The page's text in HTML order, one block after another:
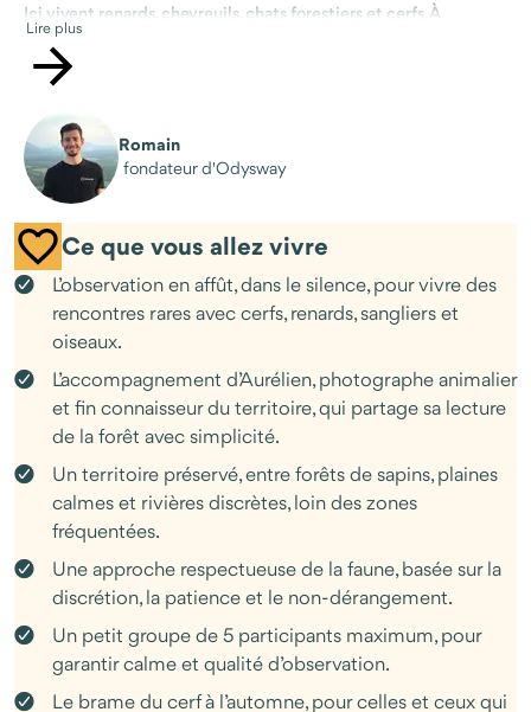
Ici vivent renards, chevreuils, chats forestiers et cerfs. À
l’automne, le brame résonne dans la forêt, donnant une
dimension particulière à l’observation. Vous apprendrez à les
approcher avec respect, sans les déranger, en prenant le temps.
Aux côtés d’Aurélien, photographe animalier et enfant du pays,
vous découvrirez la forêt autrement. Il connaît ces lieux depuis
toujours et vous transmet une approche simple et rigoureuse :
savoir attendre.
L’affût est au cœur de l’expérience. Se fondre dans le paysage,
écouter, observer. Des moments de silence intenses, où chaque
apparition devient précieuse.
Un séjour pour celles et ceux qui aiment la nature sauvage et
souhaitent la découvrir avec patience, humilité et attention.
Lire plus
Romain
fondateur d'Odysway
Ce que vous allez vivre
L’observation en affût, dans le silence, pour vivre des
rencontres rares avec cerfs, renards, sangliers et
oiseaux.
L’accompagnement d’Aurélien, photographe animalier
et fin connaisseur du territoire, qui partage sa lecture
de la forêt avec simplicité.
Un territoire préservé, entre forêts de sapins, plaines
calmes et rivières discrètes, loin des zones
fréquentées.
Une approche respectueuse de la faune, basée sur la
discrétion, la patience et le non-dérangement.
Un petit groupe de 5 participants maximum, pour
garantir calme et qualité d’observation.
Le brame du cerf à l’automne, pour celles et ceux qui